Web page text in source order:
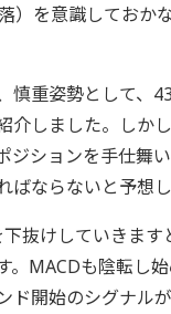
）を意識しておか
慎重姿勢として、
介しました。しか
ジションを手仕舞
ばならないと予想し
抜けしていきます
。MACDも陰転し
ド開始のシグナル